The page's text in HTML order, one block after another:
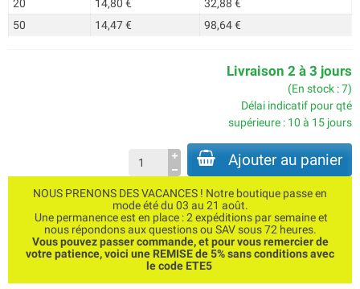
20
14,80 €
32,88 €
50
14,47 € 98,64 €
Livraison 2 à 3 jours
(En stock : 7)
Délai indicatif pour qté
supérieure : 10 à 15 jours
Ajouter au panier
NOUS PRENONS DES VACANCES ! Notre boutique passe en
mode été du 03 au 21 août.
Une permanence est en place : 2 expéditions par semaine et
nous répondons aux questions ou SAV sous 72 heures.
Vous pouvez passer commande, et pour vous remercier de
votre patience, voici une REMISE de 5% sans conditions avec
le code ETE5